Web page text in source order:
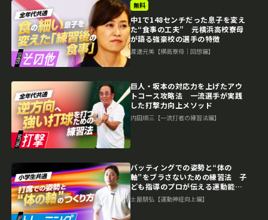
無料
中1で148センチだった息子を変え
た“食事の工夫” 元横浜高校寮母
が語る強豪校の選手の特徴
渡邊元美【横高寮母｜回想編】
巨人・坂本の対応力を上げたアウ
トコース攻略法 一流選手が実践
した打撃力向上メソッド
内田順三【一流打者の練習法編】
バッティングでの姿勢と“体の
軸”をブラさないための練習法 子
ども指導のプロが伝える運動能力
向上理論
土屋朋弘【運動神経向上編】